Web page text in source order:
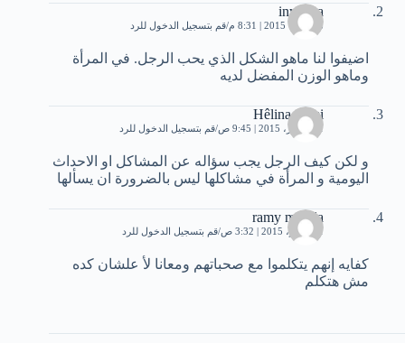
inyocha
8 أكتوبر، 2015 | 8:31 م قم بتسجيل الدخول للرد
اضيفوا لنا ماهو الشكل الذي يحب الرجل. في المرأة
وماهو الوزن المفضل لديه
Hêlina mimi
31 أكتوبر، 2015 | 9:45 ص قم بتسجيل الدخول للرد
و لكن كيف الرجل يجب سؤاله عن المشاكل او الاحداث
اليومية و المرأة في مشاكلها ليس بالضرورة ان يسألها
ramy m.reda
1 نوفمبر، 2015 | 3:32 ص قم بتسجيل الدخول للرد
كفايه إنهم يتكلموا مع صحباتهم ومعانا لأ علشان كده
مش هتكلم